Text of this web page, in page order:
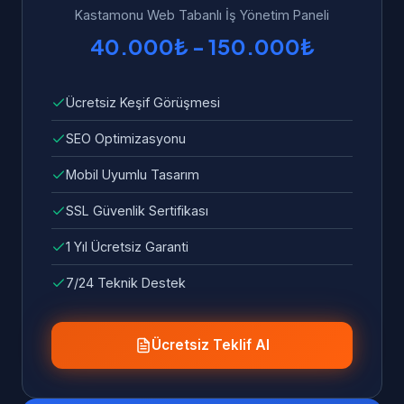
Kastamonu Web Tabanlı İş Yönetim Paneli
40.000₺ - 150.000₺
Ücretsiz Keşif Görüşmesi
SEO Optimizasyonu
Mobil Uyumlu Tasarım
SSL Güvenlik Sertifikası
1 Yıl Ücretsiz Garanti
7/24 Teknik Destek
Ücretsiz Teklif Al